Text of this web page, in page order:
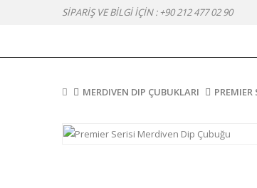
SİPARİŞ VE BİLGİ İÇİN : +90 212 477 02 90
MERDIVEN DIP ÇUBUKLARI PREMIER